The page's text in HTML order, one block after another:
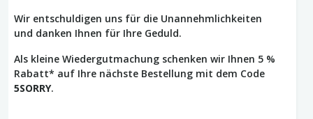
Wir entschuldigen uns für die Unannehmlichkeiten
und danken Ihnen für Ihre Geduld.
Als kleine Wiedergutmachung schenken wir Ihnen 5 %
Rabatt* auf Ihre nächste Bestellung mit dem Code
5SORRY.